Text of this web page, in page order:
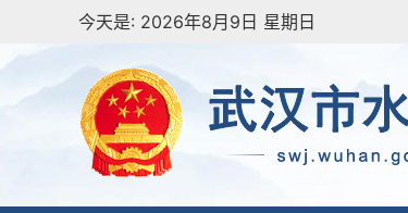
今天是: 2026年8月9日 星期日